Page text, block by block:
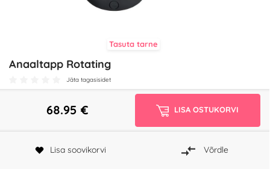
Tasuta tarne
Anaaltapp Rotating
Jäta tagasisidet
68.95 € LISA OSTUKORVI
Lisa soovikorvi Võrdle